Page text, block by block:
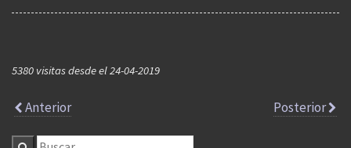
5380 visitas desde el 24-04-2019
Anterior Posterior